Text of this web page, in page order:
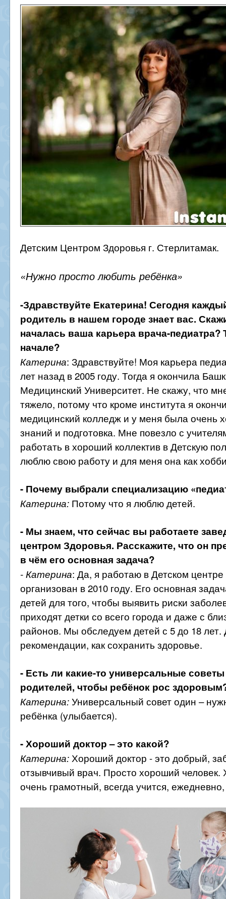
Детским Центром Здоровья г. Стерлитамак.
«Нужно просто любить ребёнка»
-Здравствуйте Екатерина! Сегодня
родитель в нашем городе знает вас.
началась ваша карьера врача-
начале?
Катерина: Здравствуйте! Моя карьера
лет назад в 2005 году. Тогда я окончила
Медицинский Университет. Не скажу, что
тяжело, потому что кроме института я
медицинский колледж и у меня была очень
знаний и подготовка. Мне повезло с
работать в хороший коллектив в Детскую
люблю свою работу и для меня она как
- Почему выбрали специализацию
Катерина: Потому что я люблю детей.
- Мы знаем, что сейчас вы работаете
центром Здоровья. Расскажите, что он
в чём его основная задача?
- Катерина: Да, я работаю в Детском
организован в 2010 году. Его основная
детей для того, чтобы выявить риски
приходят детки со всего города и даже с
районов. Мы обследуем детей с 5 до 18
рекомендации, как сохранить здоровье.
- Есть ли какие-то универсальные
родителей, чтобы ребёнок рос
Катерина:Универсальный совет один –
ребёнка (улыбается).
- Хороший доктор – это какой?
Катерина: Хороший доктор - это добрый,
отзывчивый врач. Просто хороший человек.
очень грамотный, всегда учится,